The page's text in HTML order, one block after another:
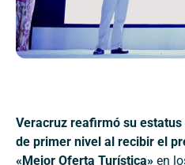
Veracruz reafirmó su
de primer nivel al recibir el
«Mejor Oferta Turística» en